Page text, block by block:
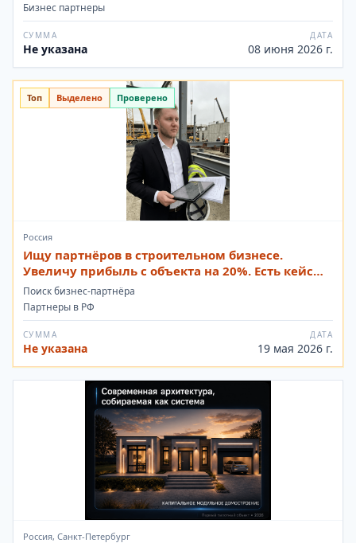
Бизнес партнеры
СУММА
Не указана
ДАТА
08 июня 2026 г.
Топ Выделено Проверено
Россия
Ищу партнёров в строительном бизнесе.
Увеличу прибыль с объекта на 20%. Есть кейсы с
ООО выручкой до 12 млрд.
Поиск бизнес-партнёра
Партнеры в РФ
СУММА
Не указана
ДАТА
19 мая 2026 г.
Россия, Санкт-Петербург